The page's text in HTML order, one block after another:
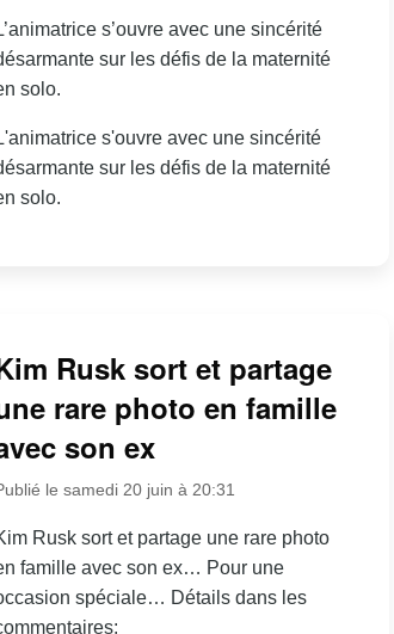
s’ouvre avec une sincérité
sur les défis de la maternité
solo.
s'ouvre avec une sincérité
sur les défis de la maternité
solo.
Rusk sort et partage
rare photo en famille
son ex
le samedi 20 juin à 20:31
Rusk sort et partage une rare photo
famille avec son ex… Pour une
spéciale… Détails dans les